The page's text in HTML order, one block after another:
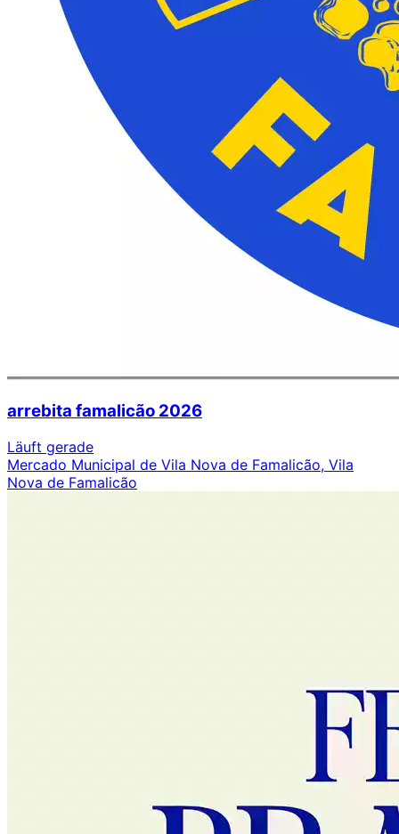
arrebita famalicão 2026
Läuft gerade
Mercado Municipal de Vila Nova de Famalicão, Vila
Nova de Famalicão